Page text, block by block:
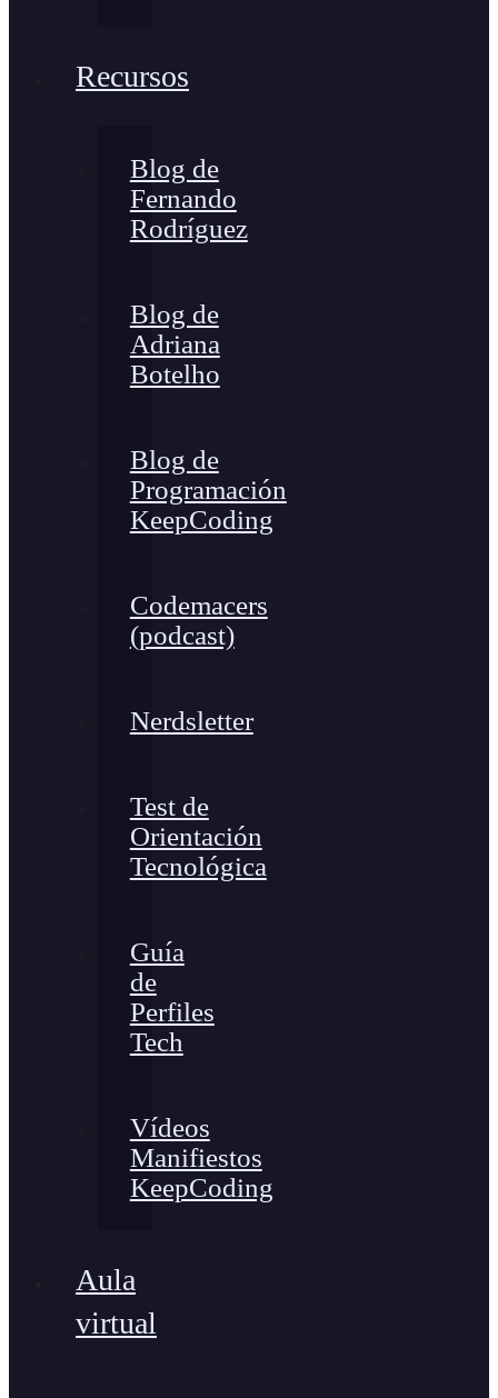
Recursos
Blog de
Fernando
Rodríguez
Blog de
Adriana
Botelho
Blog de
Programación
KeepCoding
Codemacers
(podcast)
Nerdsletter
Test de
Orientación
Tecnológica
Guía
de
Perfiles
Tech
Vídeos
Manifiestos
KeepCoding
Aula
virtual